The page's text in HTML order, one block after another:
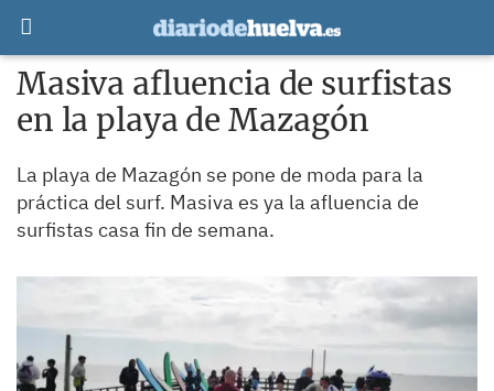
Masiva afluencia de surfistas
en la playa de Mazagón
La playa de Mazagón se pone de moda para la
práctica del surf. Masiva es ya la afluencia de
surfistas casa fin de semana.